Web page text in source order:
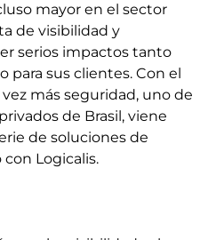
mayor en el sector
de visibilidad y
serios impactos tanto
para sus clientes. Con el
más seguridad, uno de
de Brasil, viene
de soluciones de
Logicalis.